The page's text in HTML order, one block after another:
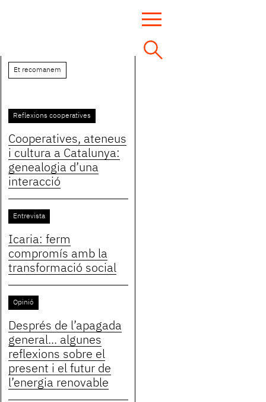
Et recomanem
Reflexions cooperatives
Cooperatives, ateneus
i cultura a Catalunya:
genealogia d’una
interacció
Entrevista
Icaria: ferm
compromís amb la
transformació social
Opinió
Després de l’apagada
general... algunes
reflexions sobre el
present i el futur de
l’energia renovable